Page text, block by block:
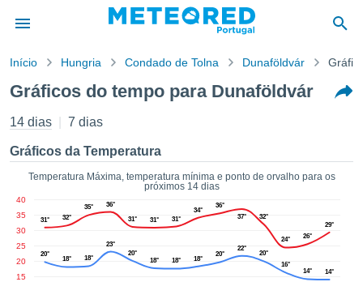
da
foi
por
para
que as
a este
das
opções:
Início Hungria Condado de Tolna Dunaföldvár
Gráficos do tempo para Dunaföldvár
14 dias 7 dias
Gráficos da Temperatura
Temperatura Máxima, temperatura mínima e ponto de orvalho para os
próximos 14 dias
15
20
25
30
35
40
31° 32°
35°
36°
31°
31° 31°
34°
36°
37°
32°
24° 26°
29°
20°
18° 18°
23°
20°
18°
18° 18°
20°
22°
20°
16°
14°
14°